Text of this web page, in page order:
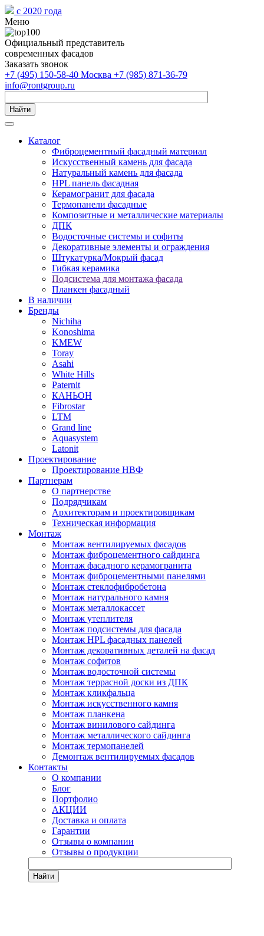
с 2020 года
Меню
Официальный представитель
современных фасадов
Заказать звонок
+7 (495) 150-58-40 Москва +7 (985) 871-36-79
info@rontgroup.ru
Найти
Каталог
Фиброцементный фасадный материал
Искусственный камень для фасада
Натуральный камень для фасада
HPL панель фасадная
Керамогранит для фасада
Термопанели фасадные
Композитные и металлические материалы
ДПК
Водосточные системы и софиты
Декоративные элементы и ограждения
Штукатурка/Мокрый фасад
Гибкая керамика
Подсистема для монтажа фасада
Планкен фасадный
В наличии
Бренды
Nichiha
Konoshima
KMEW
Toray
Asahi
White Hills
Paternit
КАНЬОН
Fibrostar
LTM
Grand line
Aquasystem
Latonit
Проектирование
Проектирование НВФ
Партнерам
О партнерстве
Подрядчикам
Архитекторам и проектировщикам
Техническая информация
Монтаж
Монтаж вентилируемых фасадов
Монтаж фиброцементного сайдинга
Монтаж фасадного керамогранита
Монтаж фиброцементными панелями
Монтаж стеклофибробетона
Монтаж натурального камня
Монтаж металлокассет
Монтаж утеплителя
Монтаж подсистемы для фасада
Монтаж HPL фасадных панелей
Монтаж декоративных деталей на фасад
Монтаж софитов
Монтаж водосточной системы
Монтаж террасной доски из ДПК
Монтаж кликфальца
Монтаж искусственного камня
Монтаж планкена
Монтаж винилового сайдинга
Монтаж металлического сайдинга
Монтаж термопанелей
Демонтаж вентилируемых фасадов
Контакты
О компании
Блог
Портфолио
АКЦИИ
Доставка и оплата
Гарантии
Отзывы о компании
Отзывы о продукции
Найти